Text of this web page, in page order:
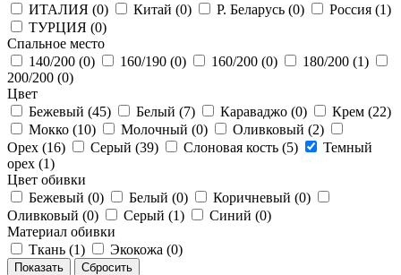
ИТАЛИЯ (0) Китай (0) Р. Беларусь (0) Россия (1)
ТУРЦИЯ (0)
Cпальное место
140/200 (0) 160/190 (0) 160/200 (0) 180/200 (1)
200/200 (0)
Цвет
Бежевый (45) Белый (7) Караваджо (0) Крем (22)
Мокко (10) Молочный (0) Оливковый (2)
Орех (16) Серый (39) Слоновая кость (5)
Темный
орех (1)
Цвет обивки
Бежевый (0) Белый (0) Коричневый (0)
Оливковый (0) Серый (1) Синий (0)
Материал обивки
Ткань (1) Экокожа (0)